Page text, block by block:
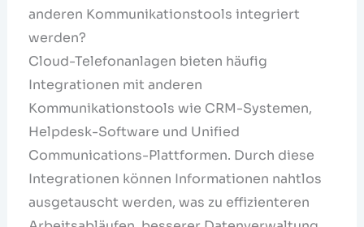
anderen Kommunikationstools integriert
werden?
Cloud-Telefonanlagen bieten häufig
Integrationen mit anderen
Kommunikationstools wie CRM-Systemen,
Helpdesk-Software und Unified
Communications-Plattformen. Durch diese
Integrationen können Informationen nahtlos
ausgetauscht werden, was zu effizienteren